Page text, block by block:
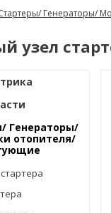
Генераторы/
узел
Генераторы/
отопителя/